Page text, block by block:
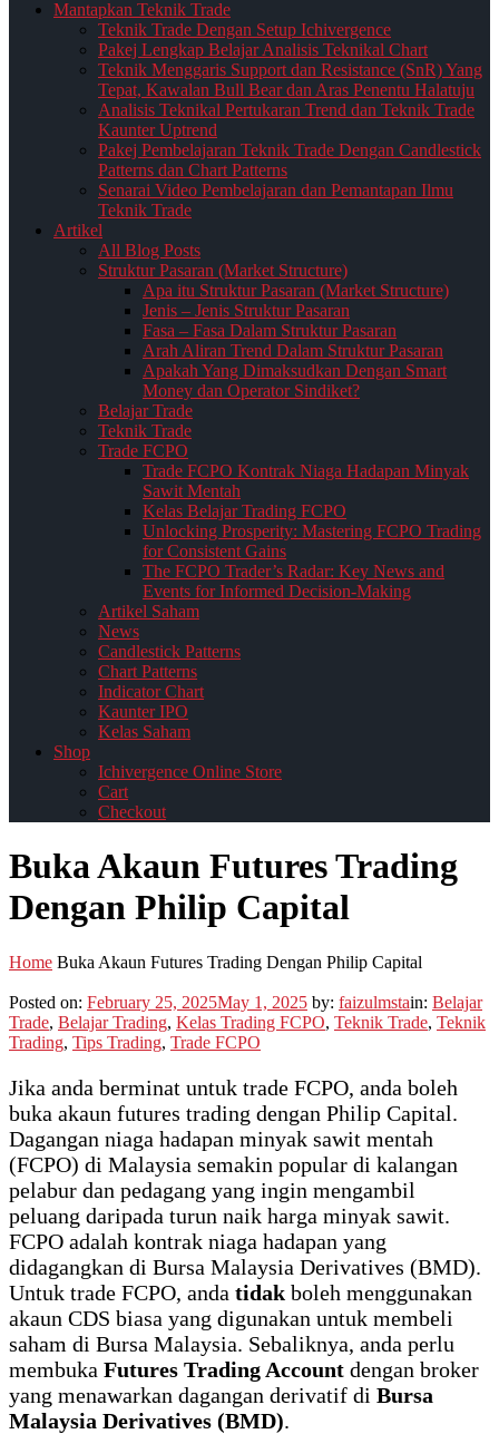
Mantapkan Teknik Trade
Teknik Trade Dengan Setup Ichivergence
Pakej Lengkap Belajar Analisis Teknikal Chart
Teknik Menggaris Support dan Resistance (SnR) Yang
Tepat, Kawalan Bull Bear dan Aras Penentu Halatuju
Analisis Teknikal Pertukaran Trend dan Teknik Trade
Kaunter Uptrend
Pakej Pembelajaran Teknik Trade Dengan Candlestick
Patterns dan Chart Patterns
Senarai Video Pembelajaran dan Pemantapan Ilmu
Teknik Trade
Artikel
All Blog Posts
Struktur Pasaran (Market Structure)
Apa itu Struktur Pasaran (Market Structure)
Jenis – Jenis Struktur Pasaran
Fasa – Fasa Dalam Struktur Pasaran
Arah Aliran Trend Dalam Struktur Pasaran
Apakah Yang Dimaksudkan Dengan Smart
Money dan Operator Sindiket?
Belajar Trade
Teknik Trade
Trade FCPO
Trade FCPO Kontrak Niaga Hadapan Minyak
Sawit Mentah
Kelas Belajar Trading FCPO
Unlocking Prosperity: Mastering FCPO Trading
for Consistent Gains
The FCPO Trader’s Radar: Key News and
Events for Informed Decision-Making
Artikel Saham
News
Candlestick Patterns
Chart Patterns
Indicator Chart
Kaunter IPO
Kelas Saham
Shop
Ichivergence Online Store
Cart
Checkout
Buka Akaun Futures Trading
Dengan Philip Capital
Home Buka Akaun Futures Trading Dengan Philip Capital
Posted on: February 25, 2025May 1, 2025 by: faizulmstain: Belajar
Trade, Belajar Trading, Kelas Trading FCPO, Teknik Trade, Teknik
Trading, Tips Trading, Trade FCPO
Jika anda berminat untuk trade FCPO, anda boleh
buka akaun futures trading dengan Philip Capital.
Dagangan niaga hadapan minyak sawit mentah
(FCPO) di Malaysia semakin popular di kalangan
pelabur dan pedagang yang ingin mengambil
peluang daripada turun naik harga minyak sawit.
FCPO adalah kontrak niaga hadapan yang
didagangkan di Bursa Malaysia Derivatives (BMD).
Untuk trade FCPO, anda tidak boleh menggunakan
akaun CDS biasa yang digunakan untuk membeli
saham di Bursa Malaysia. Sebaliknya, anda perlu
membuka Futures Trading Account dengan broker
yang menawarkan dagangan derivatif di Bursa
Malaysia Derivatives (BMD).